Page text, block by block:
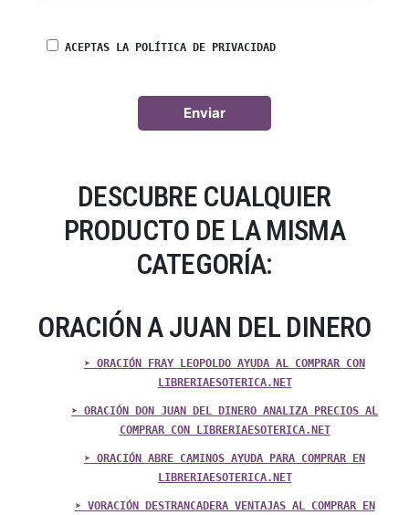
ACEPTAS LA POLÍTICA DE PRIVACIDAD
DESCUBRE CUALQUIER
PRODUCTO DE LA MISMA
CATEGORÍA:
ORACIÓN A JUAN DEL DINERO
➤ ORACIÓN FRAY LEOPOLDO AYUDA AL COMPRAR CON
LIBRERIAESOTERICA.NET
➤ ORACIÓN DON JUAN DEL DINERO ANALIZA PRECIOS AL
COMPRAR CON LIBRERIAESOTERICA.NET
➤ ORACIÓN ABRE CAMINOS AYUDA PARA COMPRAR EN
LIBRERIAESOTERICA.NET
➤ VORACIÓN DESTRANCADERA VENTAJAS AL COMPRAR EN